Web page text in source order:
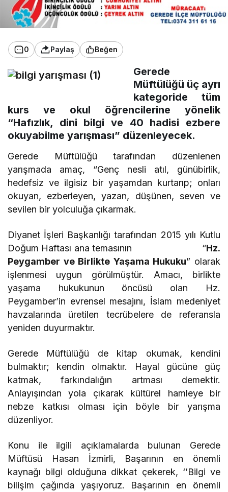
0 Paylaş Beğen
Gerede
Müftülüğü üç ayrı
kategoride tüm
kurs ve okul öğrencilerine yönelik
“Hafızlık, dini bilgi ve 40 hadisi ezbere
okuyabilme yarışması” düzenleyecek.
Gerede Müftülüğü tarafından düzenlenen
yarışmada amaç, “Genç nesli atıl, günübirlik,
hedefsiz ve ilgisiz bir yaşamdan kurtarıp; onları
okuyan, ezberleyen, yazan, düşünen, seven ve
sevilen bir yolculuğa çıkarmak.
Diyanet İşleri Başkanlığı tarafından 2015 yılı Kutlu
Doğum Haftası ana temasının “Hz.
Peygamber ve Birlikte Yaşama Hukuku” olarak
işlenmesi uygun görülmüştür. Amacı, birlikte
yaşama hukukunun öncüsü olan Hz.
Peygamber’in evrensel mesajını, İslam medeniyet
havzalarında üretilen tecrübelere de referansla
yeniden duyurmaktır.
Gerede Müftülüğü de kitap okumak, kendini
bulmaktır; kendin olmaktır. Hayal gücüne güç
katmak, farkındalığın artması demektir.
Anlayışından yola çıkarak kültürel hamleye bir
nebze katkısı olması için böyle bir yarışma
düzenliyor.
Konu ile ilgili açıklamalarda bulunan Gerede
Müftüsü Hasan İzmirli, Başarının en önemli
kaynağı bilgi olduğuna dikkat çekerek, ‘’Bilgi ve
bilişim çağında yaşıyoruz. Başarının en önemli